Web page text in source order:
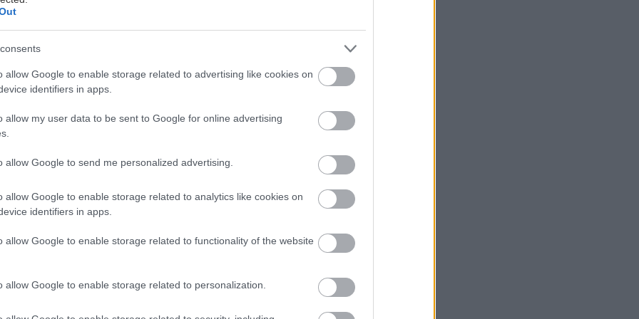
allow Google to enable storage related to advertising like cookies on
identifiers in apps.
allow my user data to be sent to Google for online advertising
allow Google to send me personalized advertising.
allow Google to enable storage related to analytics like cookies on
identifiers in apps.
allow Google to enable storage related to functionality of the website
allow Google to enable storage related to personalization.
είναι άτομα που θα σου βγάλουν εύκολα να τους φλερτάρεις.
σου το βγάζουν όλοι με τον ίδιο τρόπο, αλλά αυτό είναι και το
με τους ανθρώπους· μπορούν να σε εκπλήξουν. Το πρόβλημα
τους Κριούς είναι ότι, όσο κι αν θες να τους φλερτάρεις, μάλλον
σωστά. Επειδή εκείνοι το κάνουν καλύτερα, οπότε ίσως είναι ωραία
να αναλάβουν το τιμόνι.
και να είσαι έτοιμος να διατηρείς τον ρυθμό τους. Κι